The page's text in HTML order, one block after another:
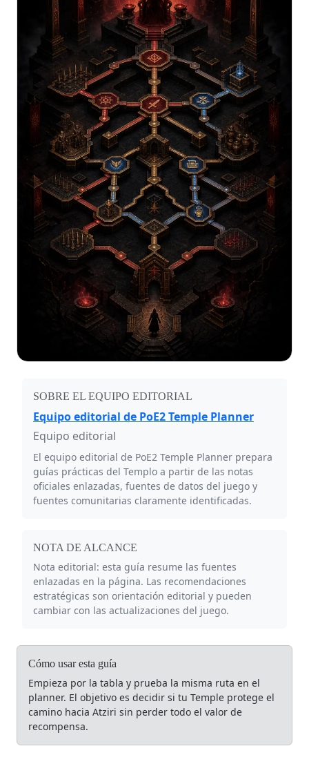
SOBRE EL EQUIPO EDITORIAL
Equipo editorial de PoE2 Temple Planner
Equipo editorial
El equipo editorial de PoE2 Temple Planner prepara
guías prácticas del Templo a partir de las notas
oficiales enlazadas, fuentes de datos del juego y
fuentes comunitarias claramente identificadas.
NOTA DE ALCANCE
Nota editorial: esta guía resume las fuentes
enlazadas en la página. Las recomendaciones
estratégicas son orientación editorial y pueden
cambiar con las actualizaciones del juego.
Cómo usar esta guía
Empieza por la tabla y prueba la misma ruta en el
planner. El objetivo es decidir si tu Temple protege el
camino hacia Atziri sin perder todo el valor de
recompensa.